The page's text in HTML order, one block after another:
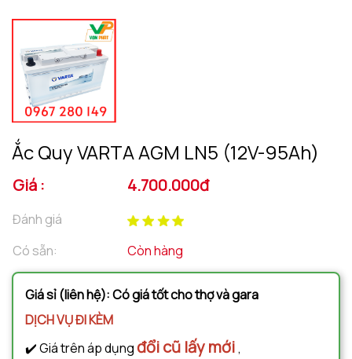
Ắc Quy VARTA AGM LN5 (12V-95Ah)
Giá : 4.700.000đ
Đánh giá
Có sẵn:
Còn hàng
Giá sỉ (liên hệ): Có giá tốt cho thợ và gara
DỊCH VỤ ĐI KÈM
✔️ Giá trên áp dụngđổi cũ lấy mới,